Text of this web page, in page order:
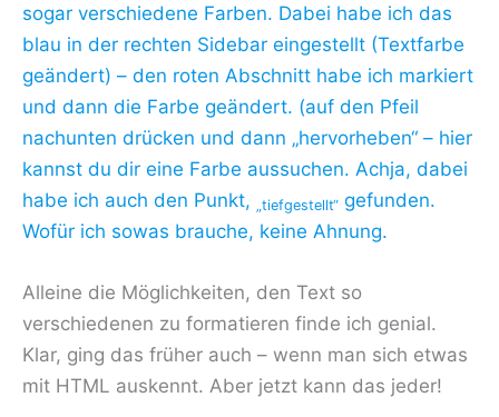
sogar verschiedene Farben. Dabei habe ich das
blau in der rechten Sidebar eingestellt (Textfarbe
geändert) – den roten Abschnitt habe ich markiert
und dann die Farbe geändert. (auf den Pfeil
nachunten drücken und dann „hervorheben“ – hier
kannst du dir eine Farbe aussuchen. Achja, dabei
habe ich auch den Punkt, „tiefgestellt“ gefunden.
Wofür ich sowas brauche, keine Ahnung.
Alleine die Möglichkeiten, den Text so
verschiedenen zu formatieren finde ich genial.
Klar, ging das früher auch – wenn man sich etwas
mit HTML auskennt. Aber jetzt kann das jeder!